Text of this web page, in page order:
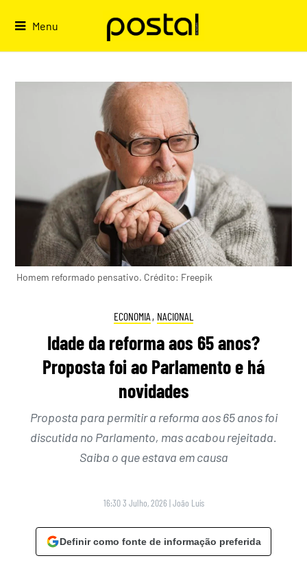
Menu
Homem reformado pensativo. Crédito: Freepik
ECONOMIA , NACIONAL
Idade da reforma aos 65 anos?
Proposta foi ao Parlamento e há
novidades
Proposta para permitir a reforma aos 65 anos foi
discutida no Parlamento, mas acabou rejeitada.
Saiba o que estava em causa
16:30 3 Julho, 2026 |João Luís
Definir como fonte de informação preferida